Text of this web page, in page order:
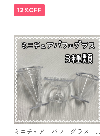
12%OFF
ミニチュア パフェグラス 3